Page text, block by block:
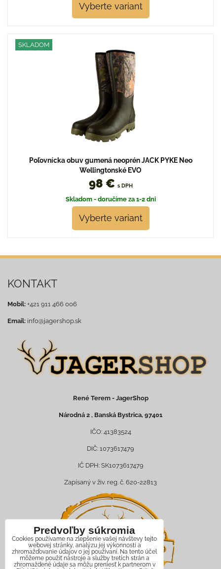
Vyberte variant
SKLADOM
Poľovnícka obuv gumená neoprén JACK PYKE Neo
Wellingtonské EVO
98 € s DPH
Skladom - doručíme za 1-2 dni
Vyberte variant
KONTAKT
Mobil: +421 911 466 006
Email: info@jagershop.sk
René Terem - JagerShop
Národná 2 , Banská Bystrica, 97401
IČO: 41383524
DIČ: 1073617479
IČ DPH: SK1073617479
Zapísaný v živ. reg. č. 620-22813
Predvoľby súkromia
Cookies používame na zlepšenie vašej návštevy tejto
webovej stránky, analýzu jej výkonnosti a
zhromažďovanie údajov o jej používaní. Na tento účel
môžeme použiť nástroje a služby tretích strán a
zhromaždené údaje sa môžu preniesť k partnerom v